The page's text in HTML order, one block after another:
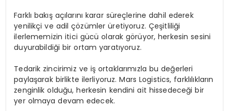
Farklı bakış açılarını karar süreçlerine dahil ederek
yenilikçi ve adil çözümler üretiyoruz. Çeşitliliği
ilerlememizin itici gücü olarak görüyor, herkesin sesini
duyurabildiği bir ortam yaratıyoruz.
Tedarik zincirimiz ve iş ortaklarımızla bu değerleri
paylaşarak birlikte ilerliyoruz. Mars Logistics, farklılıkların
zenginlik olduğu, herkesin kendini ait hissedeceği bir
yer olmaya devam edecek.